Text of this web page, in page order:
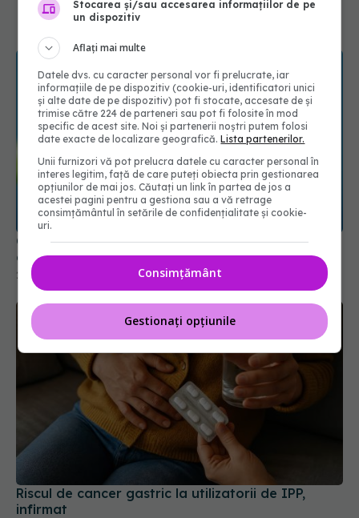
Ce trebuie să știi despre medicamentele pentru
acidul gastric. Legătura cu C. Difficile
25 mai 2026, 10:40
Riscul de cancer gastric la utilizatorii de IPP,
infirmat
Stocarea și/sau accesarea informațiilor de pe
un dispozitiv
Aflați mai multe
Datele dvs. cu caracter personal vor fi prelucrate, iar
informațiile de pe dispozitiv (cookie-uri, identificatori unici
și alte date de pe dispozitiv) pot fi stocate, accesate de și
trimise către 224 de parteneri sau pot fi folosite în mod
specific de acest site. Noi și partenerii noștri putem folosi
date exacte de localizare geografică.Lista partenerilor.
Unii furnizori vă pot prelucra datele cu caracter personal în
interes legitim, față de care puteți obiecta prin gestionarea
opțiunilor de mai jos. Căutați un link în partea de jos a
acestei pagini pentru a gestiona sau a vă retrage
consimțământul în setările de confidențialitate și cookie-
uri.
Consimțământ
Gestionați opțiunile